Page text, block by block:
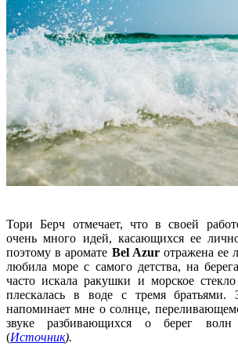
Тори Берч отмечает, что в своей
очень много идей, касающихся ее
поэтому в аромате Bel Azurотражена ее
любила море с самого детства, на
часто искала ракушки и морское
плескалась в воде с тремя братьями.
напоминает мне о солнце,
звуке разбивающихся о берег
(Источник).